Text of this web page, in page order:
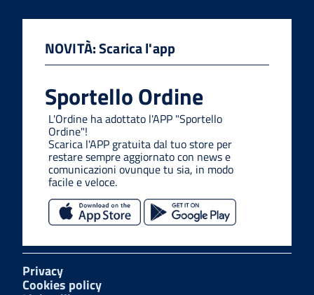
NOVITÀ: Scarica l'app
Sportello Ordine
L'Ordine ha adottato l'APP "Sportello
Ordine"!
Scarica l'APP gratuita dal tuo store per
restare sempre aggiornato con news e
comunicazioni ovunque tu sia, in modo
facile e veloce.
Privacy
Cookies policy